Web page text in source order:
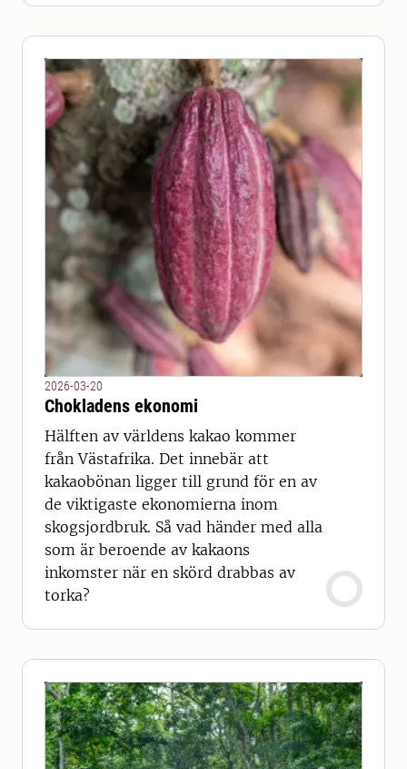
2026-03-20
Chokladens ekonomi
Hälften av världens kakao kommer
från Västafrika. Det innebär att
kakaobönan ligger till grund för en av
de viktigaste ekonomierna inom
skogsjordbruk. Så vad händer med alla
som är beroende av kakaons
inkomster när en skörd drabbas av
torka?